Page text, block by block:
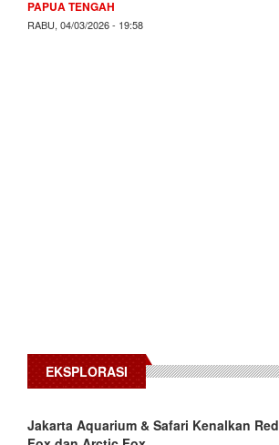
PAPUA TENGAH
RABU, 04/03/2026 - 19:58
EKSPLORASI
Jakarta Aquarium & Safari Kenalkan Red